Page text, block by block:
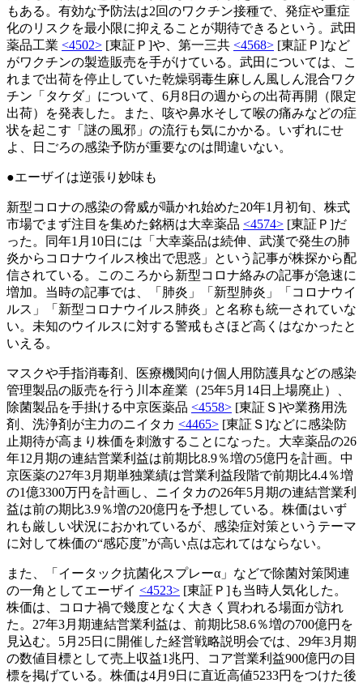
もある。有効な予防法は2回のワクチン接種で、発症や重症
化のリスクを最小限に抑えることが期待できるという。武田
薬品工業 <4502> [東証Ｐ]や、第一三共 <4568> [東証Ｐ]など
がワクチンの製造販売を手がけている。武田については、こ
れまで出荷を停止していた乾燥弱毒生麻しん風しん混合ワク
チン「タケダ」について、6月8日の週からの出荷再開（限定
出荷）を発表した。また、咳や鼻水そして喉の痛みなどの症
状を起こす「謎の風邪」の流行も気にかかる。いずれにせ
よ、日ごろの感染予防が重要なのは間違いない。
●エーザイは逆張り妙味も
新型コロナの感染の脅威が囁かれ始めた20年1月初旬、株式
市場でまず注目を集めた銘柄は大幸薬品 <4574> [東証Ｐ]だ
った。同年1月10日には「大幸薬品は続伸、武漢で発生の肺
炎からコロナウイルス検出で思惑」という記事が株探から配
信されている。このころから新型コロナ絡みの記事が急速に
増加。当時の記事では、「肺炎」「新型肺炎」「コロナウイ
ルス」「新型コロナウイルス肺炎」と名称も統一されていな
い。未知のウイルスに対する警戒もさほど高くはなかったと
いえる。
マスクや手指消毒剤、医療機関向け個人用防護具などの感染
管理製品の販売を行う川本産業（25年5月14日上場廃止）、
除菌製品を手掛ける中京医薬品 <4558> [東証Ｓ]や業務用洗
剤、洗浄剤が主力のニイタカ <4465> [東証Ｓ]などに感染防
止期待が高まり株価を刺激することになった。大幸薬品の26
年12月期の連結営業利益は前期比8.9％増の5億円を計画。中
京医薬の27年3月期単独業績は営業利益段階で前期比4.4％増
の1億3300万円を計画し、ニイタカの26年5月期の連結営業利
益は前の期比3.9％増の20億円を予想している。株価はいず
れも厳しい状況におかれているが、感染症対策というテーマ
に対して株価の“感応度”が高い点は忘れてはならない。
また、「イータック抗菌化スプレーα」などで除菌対策関連
の一角としてエーザイ <4523> [東証Ｐ]も当時人気化した。
株価は、コロナ禍で幾度となく大きく買われる場面が訪れ
た。27年3月期連結営業利益は、前期比58.6％増の700億円を
見込む。5月25日に開催した経営戦略説明会では、29年3月期
の数値目標として売上収益1兆円、コア営業利益900億円の目
標を掲げている。株価は4月9日に直近高値5233円をつけた後